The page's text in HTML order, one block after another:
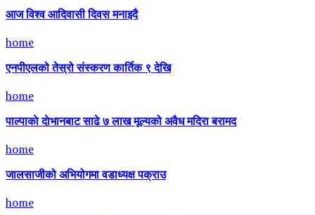
आज विश्व आदिवासी दिवस मनाइदै
home
एनपीएलको तेस्रो संस्करण कार्तिक ९ देखि
home
पाल्पाकाे दाेभानबाट साढे ७ लाख मूल्यको अवैध मदिरा बरामद
home
जालसाजीको अभियोगमा वडाध्यक्ष पक्राउ
home